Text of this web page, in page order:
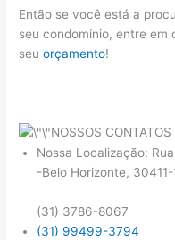
Então se você está a
seu condomínio, entre
seuorçamento!
NOSSOS CONTATOS
Nossa Localização:
-Belo Horizonte, 30411-
(31) 3786-8067
(31) 99499-3794